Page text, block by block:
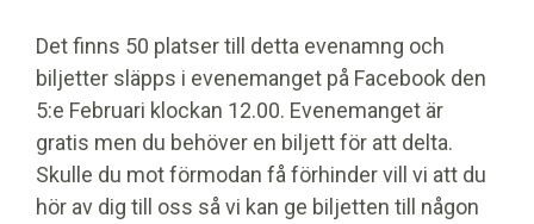
Det finns 50 platser till detta evenamng och
biljetter släpps i evenemanget på Facebook den
5:e Februari klockan 12.00. Evenemanget är
gratis men du behöver en biljett för att delta.
Skulle du mot förmodan få förhinder vill vi att du
hör av dig till oss så vi kan ge biljetten till någon